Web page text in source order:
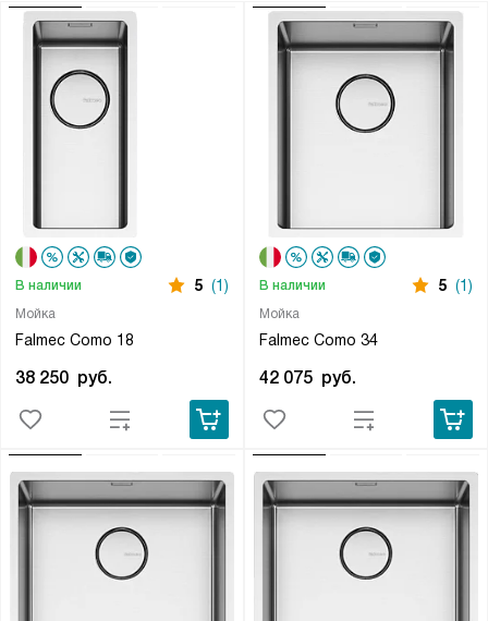
Мойка
Falmec Como 18
В наличии 5 (1)
38 250 руб.
Мойка
Falmec Como 34
В наличии 5 (1)
42 075 руб.